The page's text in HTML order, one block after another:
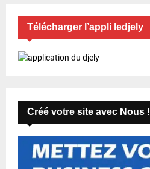
Télécharger l’appli ledjely
Créé votre site avec Nous !